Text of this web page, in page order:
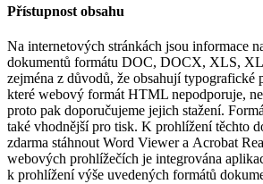
Přístupnost obsahu
Na internetových stránkách jsou informace
dokumentů formátu DOC, DOCX, XLS,
zejména z důvodů, že obsahují typografické
které webový formát HTML nepodporuje,
proto pak doporučujeme jejich stažení.
také vhodnější pro tisk. K prohlížení těchto
zdarma stáhnout Word Viewer a Acrobat
webových prohlížečích je integrována
k prohlížení výše uvedených formátů